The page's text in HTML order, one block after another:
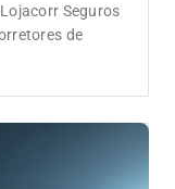
Seguros
de